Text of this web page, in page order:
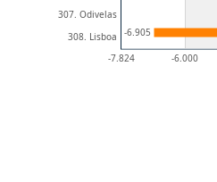
-7.824 -6.000
307. Odivelas
308. Lisboa
-6.905